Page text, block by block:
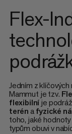
Flex-
Jedním z
Mammut je tzv.
flexibilníje
terén afyzické
toho, jaké
typům obuvi v